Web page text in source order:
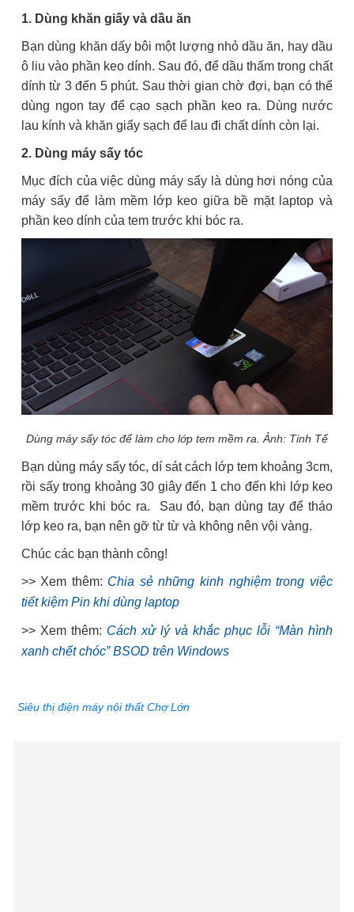
1. Dùng khăn giấy và dầu ăn
Bạn dùng khăn dấy bôi một lượng nhỏ dầu ăn, hay dầu
ô liu vào phần keo dính. Sau đó, để dầu thấm trong chất
dính từ 3 đến 5 phút. Sau thời gian chờ đợi, bạn có thể
dùng ngon tay để cạo sạch phần keo ra. Dùng nước
lau kính và khăn giấy sạch để lau đi chất dính còn lại.
2. Dùng máy sấy tóc
Mục đích của việc dùng máy sấy là dùng hơi nóng của
máy sấy để làm mềm lớp keo giữa bề mặt laptop và
phần keo dính của tem trước khi bóc ra.
Dùng máy sấy tóc để làm cho lớp tem mềm ra. Ảnh: Tinh Tế
Bạn dùng máy sấy tóc, dí sát cách lớp tem khoảng 3cm,
rồi sấy trong khoảng 30 giây đến 1 cho đến khi lớp keo
mềm trước khi bóc ra. Sau đó, bạn dùng tay để tháo
lớp keo ra, bạn nên gỡ từ từ và không nên vội vàng.
Chúc các bạn thành công!
>> Xem thêm: Chia sẻ những kinh nghiệm trong việc
tiết kiệm Pin khi dùng laptop
>> Xem thêm: Cách xử lý và khắc phục lỗi “Màn hình
xanh chết chóc” BSOD trên Windows
Siêu thị điện máy nội thất Chợ Lớn